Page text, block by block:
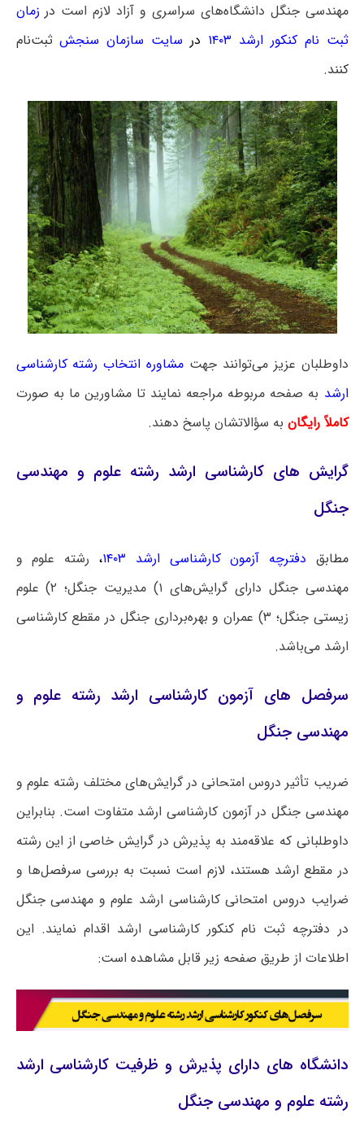
مهندسی جنگل دانشگاه‌های سراسری و آزاد لازم است در زمان
ثبت نام کنکور ارشد ۱۴۰۳
در سایت سازمان سنجشثبت‌نام
کنند.
داوطلبان عزیز می‌توانند جهت مشاوره انتخاب رشته کارشناسی
ارشد به صفحه مربوطه مراجعه نمایند تا مشاورین ما به صورت
کاملاً رایگان به سؤالاتشان پاسخ دهند.
گرایش‌ های کارشناسی ارشد رشته علوم و مهندسی
جنگل
مطابق دفترچه آزمون کارشناسی ارشد ۱۴۰۳ ، رشته علوم و
مهندسی جنگل دارای گرایش‌های ۱) مدیریت جنگل؛ ۲) علوم
زیستی جنگل؛ ۳) عمران و بهره‌برداری جنگل در مقطع کارشناسی
ارشد می‌باشد.
سرفصل های آزمون کارشناسی ارشد رشته علوم و
مهندسی جنگل
ضریب تأثیر دروس امتحانی در گرایش‌های مختلف رشته علوم و
مهندسی جنگل در آزمون کارشناسی ارشد متفاوت است. بنابراین
داوطلبانی که علاقه‌مند به پذیرش در گرایش خاصی از این رشته
در مقطع ارشد هستند، لازم است نسبت به بررسی سرفصل‌ها و
ضرایب دروس امتحانی کارشناسی ارشد علوم و مهندسی جنگل
در دفترچه ثبت نام کنکور کارشناسی ارشد اقدام نمایند. این
اطلاعات از طریق صفحه زیر قابل مشاهده است:
دانشگاه های دارای پذیرش و ظرفیت کارشناسی ارشد
رشته علوم و مهندسی جنگل